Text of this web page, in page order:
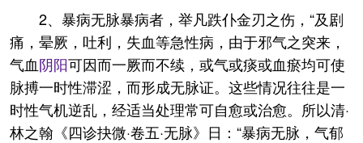
2、暴病无脉暴病者，举凡跌仆金刃之伤，“及剧
痛，晕厥，吐利，失血等急性病，由于邪气之突来，
气血阴阳可因而一厥而不续，或气或痰或血瘀均可使
脉搏一时性滞涩，而形成无脉证。这些情况往往是一
时性气机逆乱，经适当处理常可自愈或治愈。所以清·
林之翰《四诊抉微·卷五·无脉》日：“暴病无脉，气郁